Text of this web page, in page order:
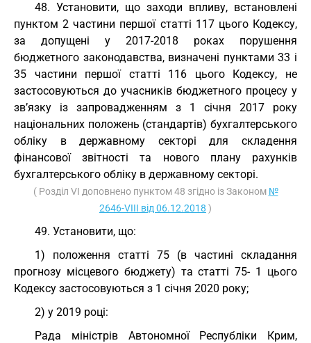
48. Установити, що заходи впливу, встановлені
пунктом 2 частини першої статті 117 цього Кодексу,
за допущені у 2017-2018 роках порушення
бюджетного законодавства, визначені пунктами 33 і
35 частини першої статті 116 цього Кодексу, не
застосовуються до учасників бюджетного процесу у
зв’язку із запровадженням з 1 січня 2017 року
національних положень (стандартів) бухгалтерського
обліку в державному секторі для складення
фінансової звітності та нового плану рахунків
бухгалтерського обліку в державному секторі.
( Розділ VI доповнено пунктом 48 згідно із Законом №
2646-VIII від 06.12.2018 )
49. Установити, що:
1) положення статті 75 (в частині складання
прогнозу місцевого бюджету) та статті 75- 1 цього
Кодексу застосовуються з 1 січня 2020 року;
2) у 2019 році:
Рада міністрів Автономної Республіки Крим,